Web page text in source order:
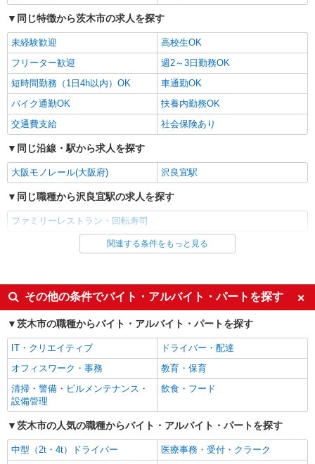
同じ特徴から茨木市の求人を探す
未経験歓迎
高校生OK
フリーター歓迎
週2～3日勤務OK
短時間勤務（1日4h以内）OK
車通勤OK
バイク通勤OK
扶養内勤務OK
交通費支給
社会保険あり
同じ沿線・駅から求人を探す
大阪モノレール(大阪府) 沢良宜駅
同じ職種から沢良宜駅の求人を探す
ファミリーレストラン・回転寿司
同じ雇用形態から沢良宜駅の求人を探す
同じ特徴から沢良宜駅の求人を探す
未経験歓迎
高校生OK
フリーター歓迎
週2～3日勤務OK
短時間勤務（1日4h以内）OK
車通勤OK
バイク通勤OK
扶養内勤務OK
交通費支給
同じ職種から求人を探す
飲食・フード
関連する条件をもっと見る
その他の条件でバイト・アルバイト・パートを探す
茨木市の職種からバイト・アルバイト・パートを探す
IT・クリエイティブ
ドライバー・配達
オフィスワーク・事務
教育・保育
清掃・警備・ビルメンテナンス・
設備管理
飲食・フード
茨木市の人気の職種からバイト・アルバイト・パートを探す
中型（2t・4t）ドライバー
医療事務・受付・クラーク